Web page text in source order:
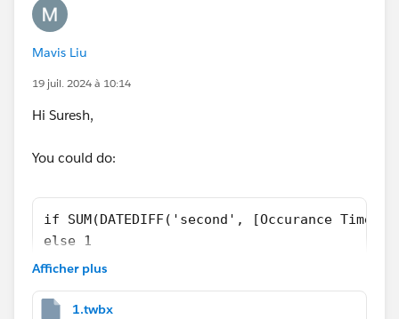
-
p.s.: If you finds my answer helpful, please feel free to
Mavis Liu
19 juil. 2024 à 10:14
Hi Suresh,
You could do:
if SUM(DATEDIFF('second', [Occurance
else 1
end
Afficher plus
1.twbx